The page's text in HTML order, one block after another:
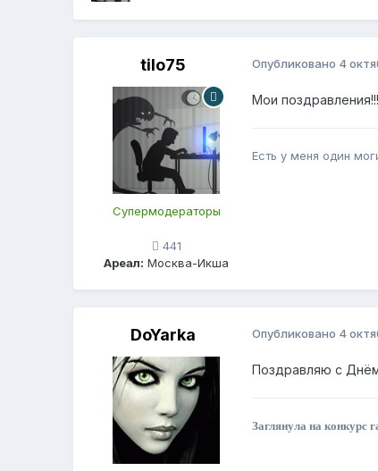
tilo75
Супермодераторы
441
Ареал: Москва-Икша
Опубликовано 4
Мои поздравления!!!
Есть у меня один
DoYarka Опубликовано 4
Поздравляю с
Заглянула на конкурс